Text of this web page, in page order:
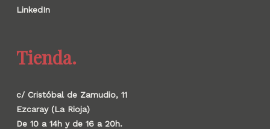
LinkedIn
Tienda.
c/ Cristóbal de Zamudio, 11
Ezcaray (La Rioja)
De 10 a 14h y de 16 a 20h.